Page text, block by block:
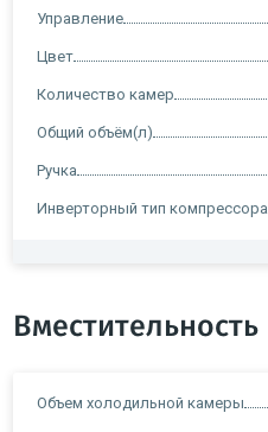
Управление
Цвет
Количество камер
Общий объём(л)
Ручка
Инверторный тип компрессора
Вместительность
Объем холодильной камеры